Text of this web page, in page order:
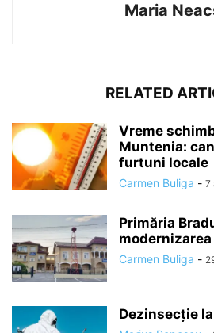
Maria
RELATED
Vreme
Muntenia:
furtuni locale
Carmen Buliga - 7
Primăria
Carmen Buliga -
Dezinsecție la